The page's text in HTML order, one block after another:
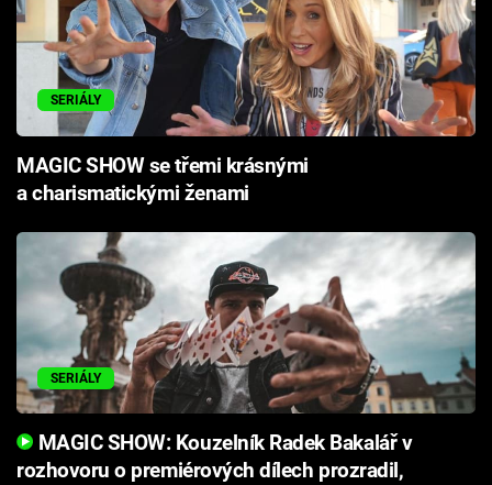
SERIÁLY
MAGIC SHOW se třemi krásnými
a charismatickými ženami
SERIÁLY
MAGIC SHOW: Kouzelník Radek Bakalář v
rozhovoru o premiérových dílech prozradil,